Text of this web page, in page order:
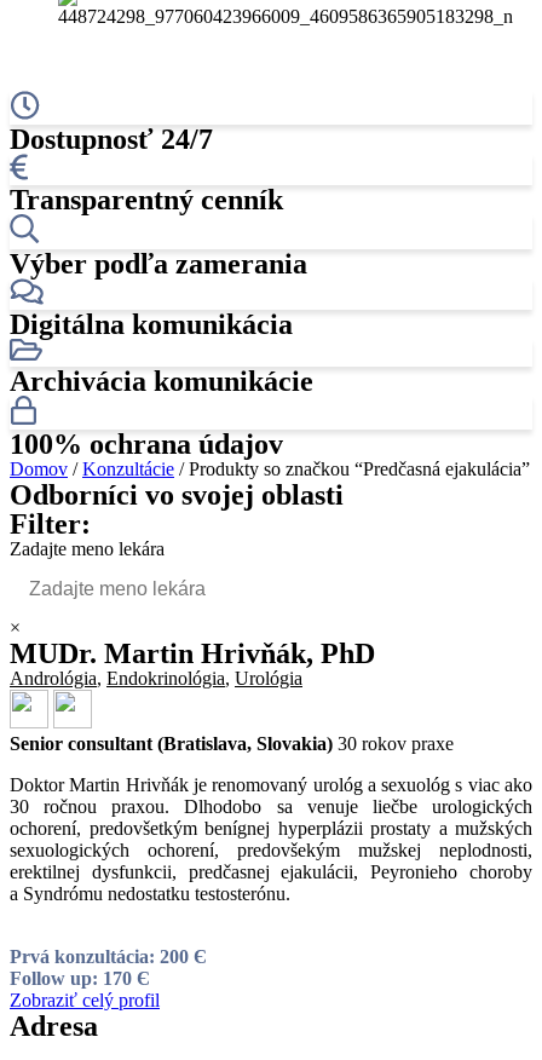
Dostupnosť 24/7
Transparentný cenník
Výber podľa zamerania
Digitálna komunikácia
Archivácia komunikácie
100% ochrana údajov
Domov /Konzultácie / Produkty so značkou “Predčasná ejakulácia”
Odborníci vo svojej oblasti
Filter:
Zadajte meno lekára
×
MUDr. Martin Hrivňák, PhD
Andrológia, Endokrinológia, Urológia
Senior consultant (Bratislava, Slovakia) 30 rokov praxe
Doktor Martin Hrivňák je renomovaný urológ a sexuológ s viac ako
30 ročnou praxou. Dlhodobo sa venuje liečbe urologických
ochorení, predovšetkým benígnej hyperplázii prostaty a mužských
sexuologických ochorení, predovšekým mužskej neplodnosti,
erektilnej dysfunkcii, predčasnej ejakulácii, Peyronieho choroby
a Syndrómu nedostatku testosterónu.
Prvá konzultácia: 200 Є
Follow up: 170 Є
Zobraziť celý profil
Adresa